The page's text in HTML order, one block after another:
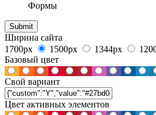
Формы
Ширина сайта
1700px
1500px 1344px
Базовый цвет
Свой вариант
Цвет активных элементов